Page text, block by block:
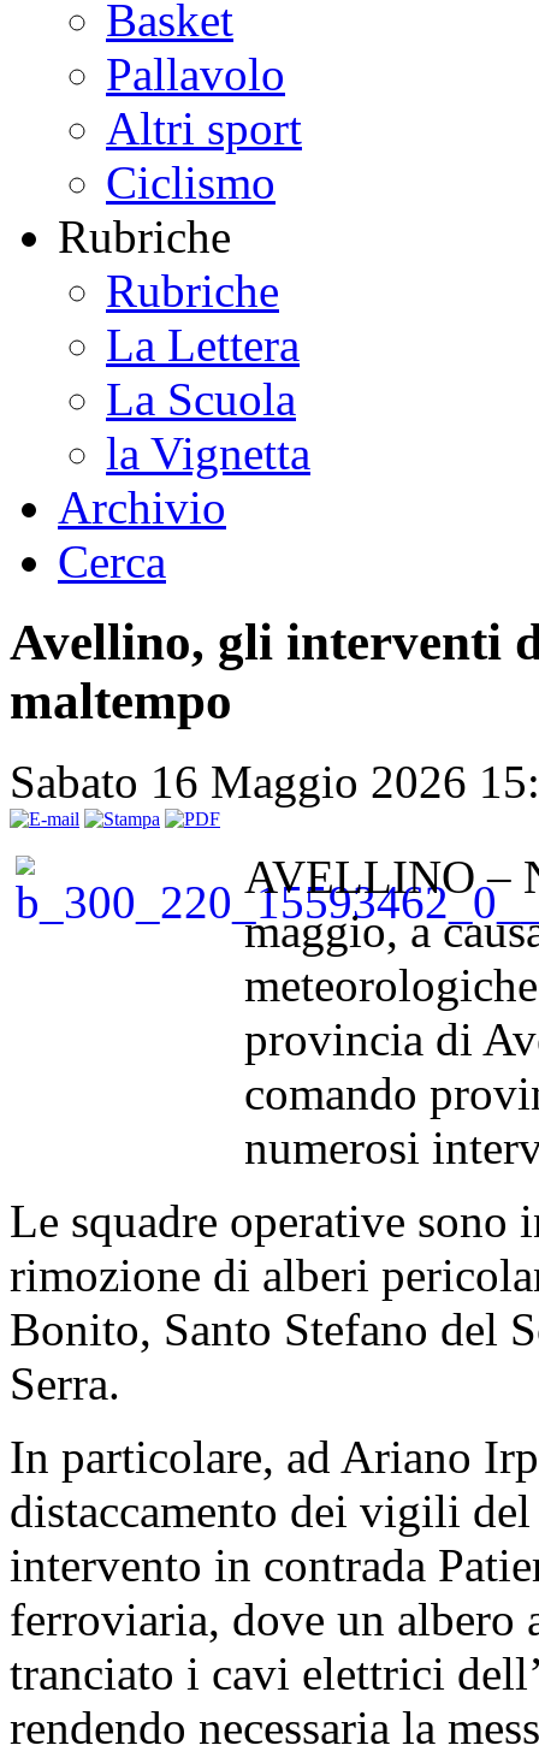
Basket
Pallavolo
Altri sport
Ciclismo
Rubriche
Rubriche
La Lettera
La Scuola
la Vignetta
Archivio
Cerca
Avellino, gli interventi
maltempo
Sabato 16 Maggio 2026
AVELLINO –
maggio, a
provincia di
comando
numerosi
Le squadre operative sono
rimozione di alberi
Bonito, Santo Stefano del
Serra.
In particolare, ad Ariano
distaccamento dei vigili
intervento in contrada
ferroviaria, dove un albero
tranciato i cavi elettrici
rendendo necessaria la